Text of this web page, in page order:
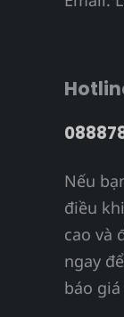
Nếu
điều
cao và
ngay
báo